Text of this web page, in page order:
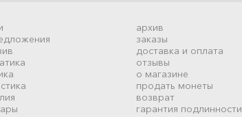
архив
заказы
доставка и оплата
отзывы
о магазине
продать монеты
возврат
гарантия подлинности